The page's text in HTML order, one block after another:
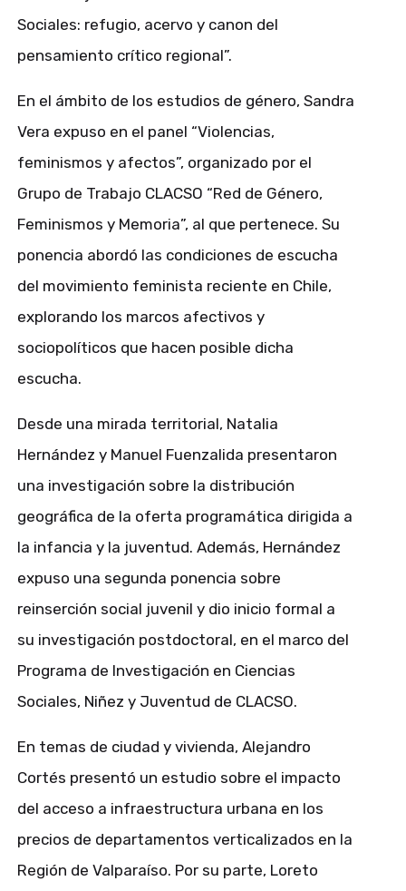
Sociales: refugio, acervo y canon del
pensamiento crítico regional”.
En el ámbito de los estudios de género, Sandra
Vera expuso en el panel “Violencias,
feminismos y afectos”, organizado por el
Grupo de Trabajo CLACSO “Red de Género,
Feminismos y Memoria”, al que pertenece. Su
ponencia abordó las condiciones de escucha
del movimiento feminista reciente en Chile,
explorando los marcos afectivos y
sociopolíticos que hacen posible dicha
escucha.
Desde una mirada territorial, Natalia
Hernández y Manuel Fuenzalida presentaron
una investigación sobre la distribución
geográfica de la oferta programática dirigida a
la infancia y la juventud. Además, Hernández
expuso una segunda ponencia sobre
reinserción social juvenil y dio inicio formal a
su investigación postdoctoral, en el marco del
Programa de Investigación en Ciencias
Sociales, Niñez y Juventud de CLACSO.
En temas de ciudad y vivienda, Alejandro
Cortés presentó un estudio sobre el impacto
del acceso a infraestructura urbana en los
precios de departamentos verticalizados en la
Región de Valparaíso. Por su parte, Loreto